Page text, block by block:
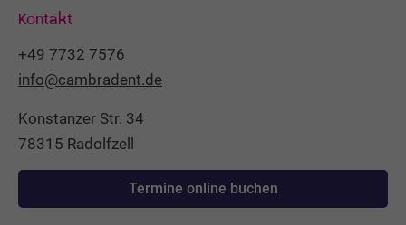
Kontakt
+49 7732 7576
info@cambradent.de
Konstanzer Str. 34
78315 Radolfzell
Termine online buchen